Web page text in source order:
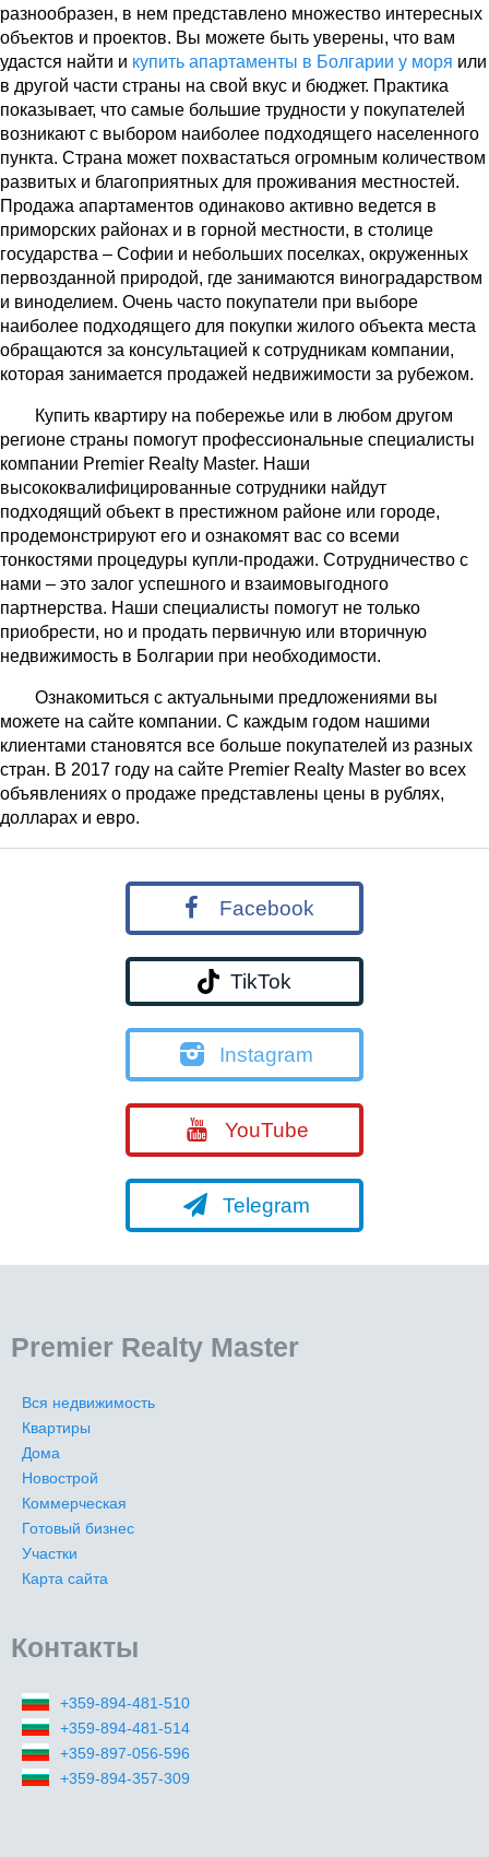
разнообразен, в нем представлено множество интересных
объектов и проектов. Вы можете быть уверены, что вам
удастся найти и купить апартаменты в Болгарии у моря или
в другой части страны на свой вкус и бюджет. Практика
показывает, что самые большие трудности у покупателей
возникают с выбором наиболее подходящего населенного
пункта. Страна может похвастаться огромным количеством
развитых и благоприятных для проживания местностей.
Продажа апартаментов одинаково активно ведется в
приморских районах и в горной местности, в столице
государства – Софии и небольших поселках, окруженных
первозданной природой, где занимаются виноградарством
и виноделием. Очень часто покупатели при выборе
наиболее подходящего для покупки жилого объекта места
обращаются за консультацией к сотрудникам компании,
которая занимается продажей недвижимости за рубежом.
Купить квартиру на побережье или в любом другом
регионе страны помогут профессиональные специалисты
компании Premier Realty Master. Наши
высококвалифицированные сотрудники найдут
подходящий объект в престижном районе или городе,
продемонстрируют его и ознакомят вас со всеми
тонкостями процедуры купли-продажи. Сотрудничество с
нами – это залог успешного и взаимовыгодного
партнерства. Наши специалисты помогут не только
приобрести, но и продать первичную или вторичную
недвижимость в Болгарии при необходимости.
Ознакомиться с актуальными предложениями вы
можете на сайте компании. С каждым годом нашими
клиентами становятся все больше покупателей из разных
стран. В 2017 году на сайте Premier Realty Master во всех
объявлениях о продаже представлены цены в рублях,
долларах и евро.
Facebook
TikTok
Instagram
YouTube
Telegram
Premier Realty Master
Вся недвижимость
Квартиры
Дома
Новострой
Коммерческая
Готовый бизнес
Участки
Карта сайта
Контакты
+359-894-481-510
+359-894-481-514
+359-897-056-596
+359-894-357-309